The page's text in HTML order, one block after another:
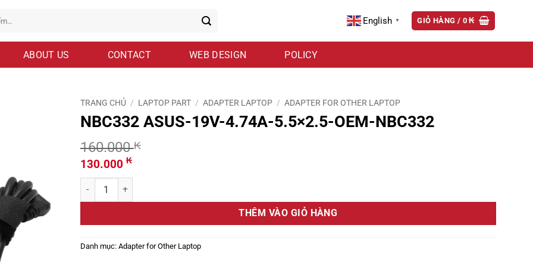
English ▼ GIỎ HÀNG / 0₭
ABOUT US CONTACT WEB DESIGN POLICY
TRANG CHỦ / LAPTOP PART / ADAPTER LAPTOP / ADAPTER FOR OTHER LAPTOP
NBC332 ASUS-19V-4.74A-5.5×2.5-OEM-NBC332
160.000₭
Giá
gốc
là:
160.000 ₭.
130.000 ₭Giá
hiện
là:
NBC332 ASUS-19V-4.74A-5.5x2.5-OEM-NBC332 số lượng
THÊM VÀO GIỎ HÀNG
Danh mục: Adapter for Other Laptop